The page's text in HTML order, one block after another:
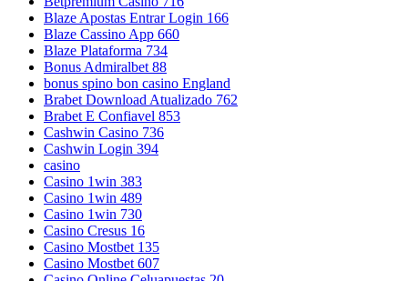
Blaze Apostas Entrar Login 166
Blaze Cassino App 660
Blaze Plataforma 734
Bonus Admiralbet 88
bonus spino bon casino England
Brabet Download Atualizado 762
Brabet E Confiavel 853
Cashwin Casino 736
Cashwin Login 394
casino
Casino 1win 383
Casino 1win 489
Casino 1win 730
Casino Cresus 16
Casino Mostbet 135
Casino Mostbet 607